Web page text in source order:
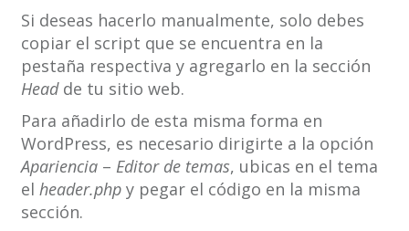
Si deseas hacerlo manualmente, solo debes
copiar el script que se encuentra en la
pestaña respectiva y agregarlo en la sección
Headde tu sitio web.
Para añadirlo de esta misma forma en
WordPress, es necesario dirigirte a la opción
Apariencia– Editor de temas, ubicas en el tema
el header.phpy pegar el código en la misma
sección.